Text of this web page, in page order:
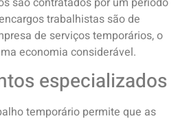
trabalhistas são de
de serviços temporários, o
economia considerável.
especializados
temporário permite que as